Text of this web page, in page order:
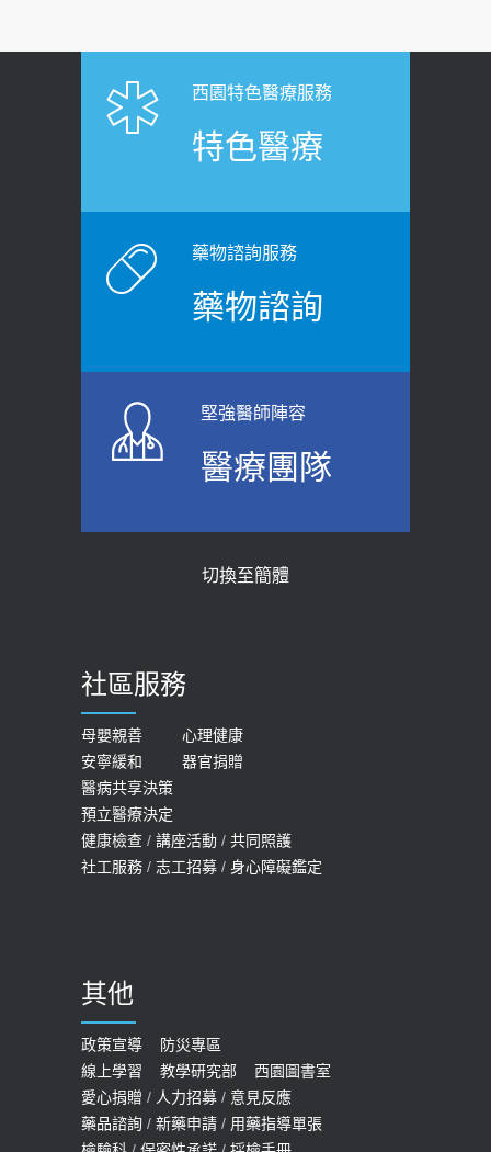
健康肛門痛都是痔瘡?醫談瘍瘍瘻管與肛
裂差異 逾50歲民眾可做1事
原則避免血糖血壓飆高
2026-06-08
上班常待在冷氣房？小心泌尿道感染
醫示警：1病症嚴重恐喪命
2026-05-21
女性必看國健署公費懶人包！這幾項檢
查完全免費 沒做虧大了
2026-05-14
「落枕」不要大力按脖子！ 1招「伸
展運動」預防落枕
老後睡不好、夜間易跌倒
2021-03-05
骨科魏志定主任接受專訪 【年代電視
質密度檢查！醫：注意5重點可逆轉
膝蓋退化有9大部位 骨科醫坦言：不
一定得換人工關節
2019-10-08
20歲迪士尼男星因癲癇猝逝 老人小
孩最好發、醫師點出8大前兆
2019-07-09
預約
2022-01-07
114年【公費流感及新冠疫苗】門診
西園特色醫療服務
特色醫療
藥物諮詢服務
藥物諮詢
堅強醫師陣容
醫療團隊
切換至簡體
社區服務
母嬰親善
心理健康
安寧緩和
器官捐贈
醫病共享決策
預立醫療決定
健康檢查 / 講座活動 / 共同照護
社工服務 / 志工招募 / 身心障礙鑑定
其他
政策宣導
防災專區
線上學習
教學研究部
西園圖書室
愛心捐贈 / 人力招募 / 意見反應
藥品諮詢 / 新藥申請 / 用藥指導單張